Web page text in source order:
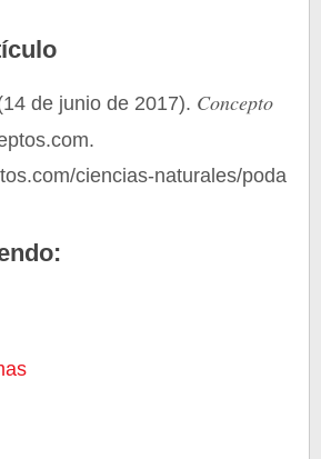
de junio de 2017). Concepto
ciencias-naturales/poda